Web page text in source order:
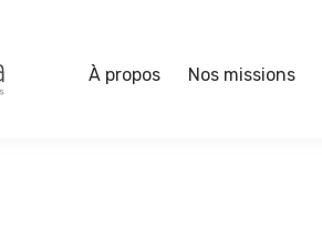
À propos Nos missions